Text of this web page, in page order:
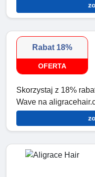
Rabat 18%
OFERTA
Skorzystaj z 18%
Wave na